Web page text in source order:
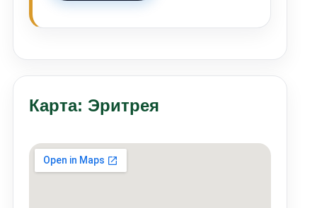
Карта: Эритрея